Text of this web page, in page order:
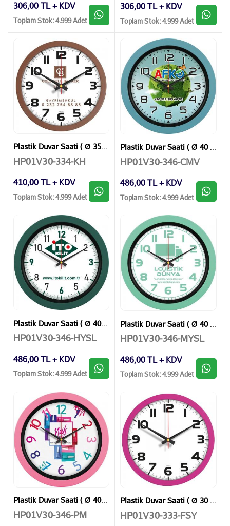
306,00 TL + KDV
Toplam Stok: 4.999 Adet
306,00 TL + KDV
Toplam Stok: 4.999 Adet
Plastik Duvar Saati ( Ø 35 cm )
HP01V30-334-KH
410,00 TL + KDV
Toplam Stok: 4.999 Adet
Plastik Duvar Saati ( Ø 40 cm )
HP01V30-346-CMV
486,00 TL + KDV
Toplam Stok: 4.999 Adet
Plastik Duvar Saati ( Ø 40 cm )
HP01V30-346-HYSL
486,00 TL + KDV
Toplam Stok: 4.999 Adet
Plastik Duvar Saati ( Ø 40 cm )
HP01V30-346-MYSL
486,00 TL + KDV
Toplam Stok: 4.999 Adet
Plastik Duvar Saati ( Ø 40 cm )
HP01V30-346-PM
Plastik Duvar Saati ( Ø 30 cm )
HP01V30-333-FSY